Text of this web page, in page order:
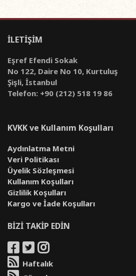
İLETİŞİM
Eşref Efendi Sokak
No 122, Daire No 10, Kurtuluş
Şişli, İstanbul
Telefon: +90 (212) 518 19 86
KVKK ve Kullanım Koşulları
Aydınlatma Metni
Veri Politikası
Üyelik Sözleşmesi
Kullanım Koşulları
Gizlilik Koşulları
Kargo ve İade Koşulları
BİZİ TAKİP EDİN
Haftalık